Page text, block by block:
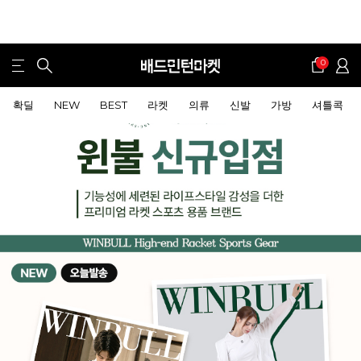
0
확딜 NEW BEST 라켓 의류 신발 가방 셔틀콕